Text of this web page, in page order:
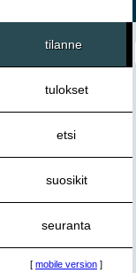
tilanne
tulokset
etsi
suosikit
seuranta
[ mobile version ]